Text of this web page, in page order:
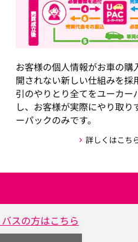
お客様の個人情報がお車の購
開されない新しい仕組みを採
引のやりとり全てをユーカー
し、お客様が実際にやり取り
ーパックのみです。
詳しくはこち
スの方はこちら